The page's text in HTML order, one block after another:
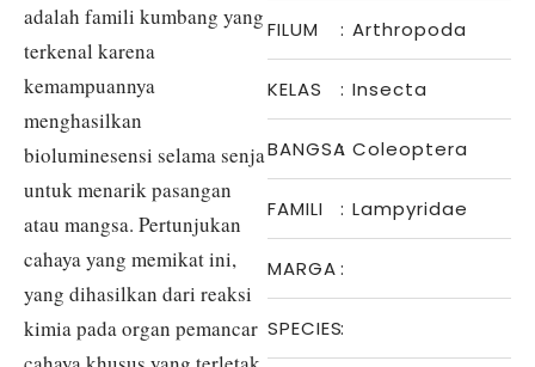
FILUM : Arthropoda
KELAS : Insecta
BANGSA: Coleoptera
FAMILI : Lampyridae
MARGA:
SPECIES:
adalah famili kumbang yang
terkenal karena
kemampuannya
menghasilkan
bioluminesensi selama senja
untuk menarik pasangan
atau mangsa. Pertunjukan
cahaya yang memikat ini,
yang dihasilkan dari reaksi
kimia pada organ pemancar